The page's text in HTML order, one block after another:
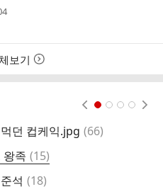
보기
던 컵케익.jpg 댓
(66)
왕족 댓
글
(15)
석 댓
(18)